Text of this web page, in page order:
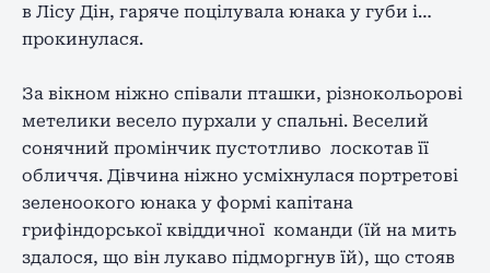
в Лісу Дін, гаряче поцілувала юнака у губи і…
прокинулася.
За вікном ніжно співали пташки, різнокольорові
метелики весело пурхали у спальні. Веселий
сонячний промінчик пустотливо лоскотав її
обличчя. Дівчина ніжно усміхнулася портретові
зеленоокого юнака у формі капітана
грифіндорської квіддичної команди (їй на мить
здалося, що він лукаво підморгнув їй), що стояв